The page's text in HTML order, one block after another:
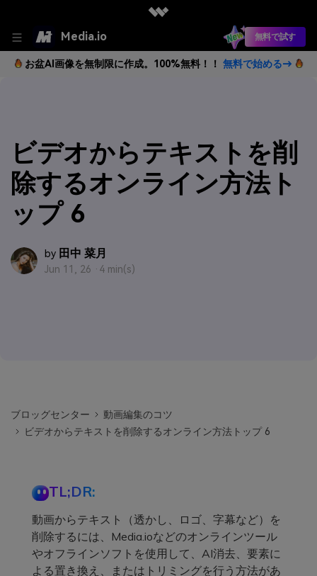
Media.io 無料で試す
お盆AI画像を無制限に作成。100%無料！！ 無料で始める→
ビデオからテキストを削
除するオンライン方法ト
ップ 6
by 田中 菜月
Jun 11, 26 · 4 min(s)
ブロッグセンター
動画編集のコツ
ビデオからテキストを削除するオンライン方法トップ 6
TL;DR:
動画からテキスト（透かし、ロゴ、字幕など）を
削除するには、Media.ioなどのオンラインツール
やオフラインソフトを使用して、AI消去、要素に
よる置き換え、またはトリミングを行う方法があ